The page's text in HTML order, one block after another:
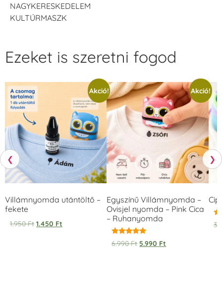
NAGYKERESKEDELEM
KULTÚRMASZK
❮
Ezeket is szeretni fogod
Akció!
Villámnyomda utántöltő –
fekete
1.950Ft 1.450 Ft
Akció!
Egyszínű Villámnyomda –
Ovisjel nyomda – Pink Cica
– Ruhanyomda
Értékelés:
5.00
6.990Ft 5.990 Ft
❯